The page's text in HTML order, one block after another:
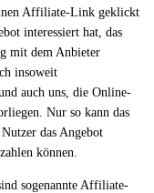
Affiliate-Link geklickt
interessiert hat, das
mit dem Anbieter
insoweit
auch uns, die Online-
Nur so kann das
das Angebot
können.
sogenannte Affiliate-